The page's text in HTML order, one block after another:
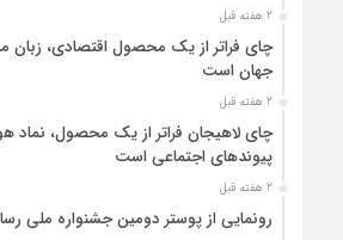
2 هفته قبل
چای فراتر از یک محصول اقتصادی، زبان
جهان است
2 هفته قبل
چای لاهیجان فراتر از یک محصول، نماد
پیوندهای اجتماعی است
2 هفته قبل
رونمایی از پوستر دومین جشنواره ملی